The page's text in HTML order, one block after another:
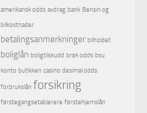
amerikansk odds avdrag bank Bensin og
bilkostnader
betalingsanmerkninger bilholdet
boliglån boligtilskudd brøk odds bsu
konto butikken casino desimal odds
forbrukslån forsikring
førstegangsetablerere førstehjemslån